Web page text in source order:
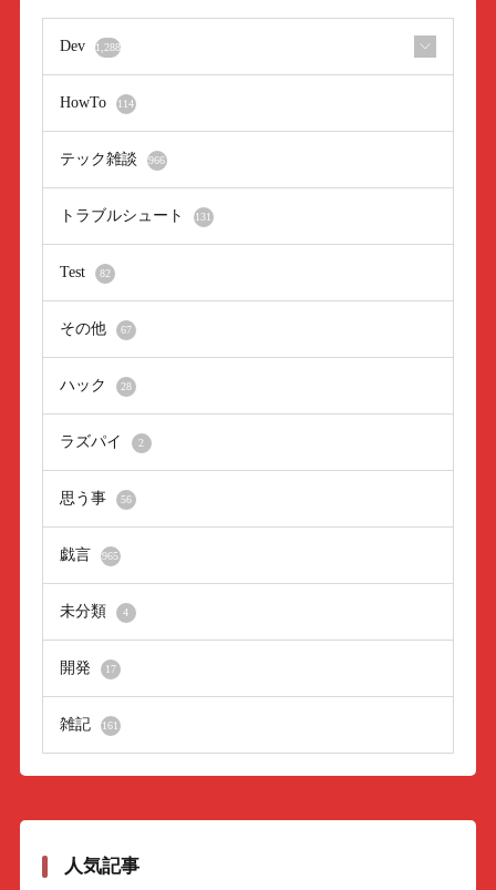
Dev 1,288
HowTo 114
テック雑談 966
トラブルシュート 131
Test 82
その他 67
ハック 28
ラズパイ 2
思う事 56
戯言 965
未分類 4
開発 17
雑記 161
人気記事